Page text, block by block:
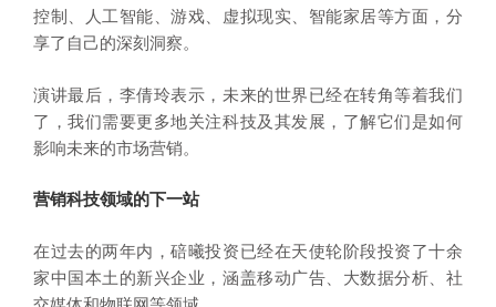
控制、人工智能、游戏、虚拟现实、智能家居等方面，分
享了自己的深刻洞察。
演讲最后，李倩玲表示，未来的世界已经在转角等着我们
了，我们需要更多地关注科技及其发展，了解它们是如何
影响未来的市场营销。
营销科技领域的下一站
在过去的两年内，碚曦投资已经在天使轮阶段投资了十余
家中国本土的新兴企业，涵盖移动广告、大数据分析、社